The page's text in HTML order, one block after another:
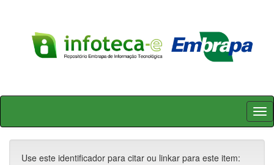
Skip
Use este identificador para citar ou linkar para este item: